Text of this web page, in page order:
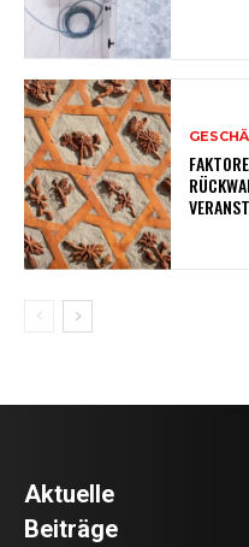
Aktuelle
Beiträge